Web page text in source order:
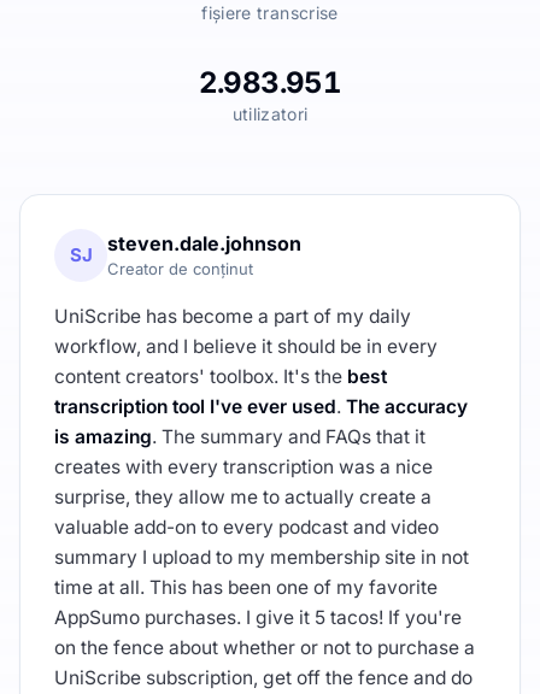
fișiere transcrise
2.983.951
utilizatori
SJ steven.dale.johnson
Creator de conținut
UniScribe has become a part of my daily
workflow, and I believe it should be in every
content creators' toolbox. It's the best
transcription tool I've ever used. The accuracy
is amazing. The summary and FAQs that it
creates with every transcription was a nice
surprise, they allow me to actually create a
valuable add-on to every podcast and video
summary I upload to my membership site in not
time at all. This has been one of my favorite
AppSumo purchases. I give it 5 tacos! If you're
on the fence about whether or not to purchase a
UniScribe subscription, get off the fence and do